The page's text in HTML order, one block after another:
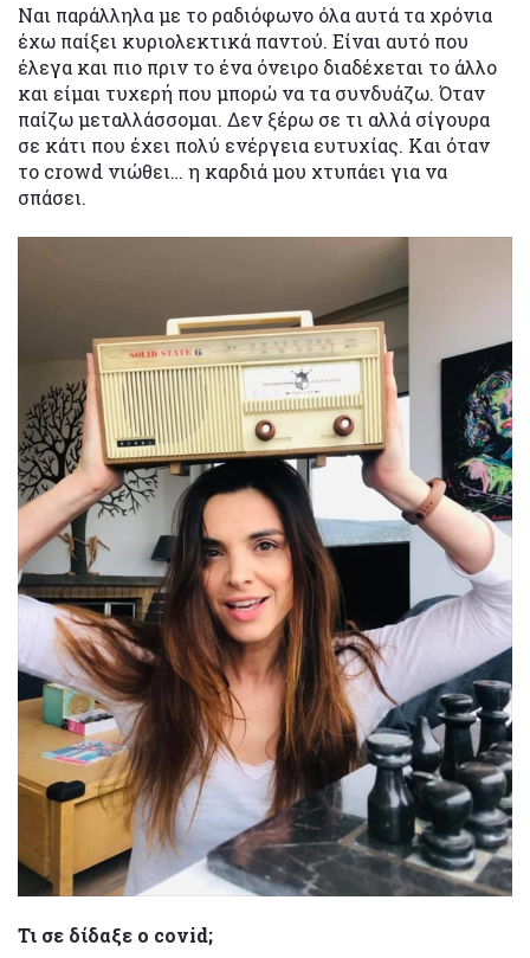
Ναι παράλληλα με το ραδιόφωνο όλα αυτά τα χρόνια
έχω παίξει κυριολεκτικά παντού. Είναι αυτό που
έλεγα και πιο πριν το ένα όνειρο διαδέχεται το άλλο
και είμαι τυχερή που μπορώ να τα συνδυάζω. Όταν
παίζω μεταλλάσσομαι. Δεν ξέρω σε τι αλλά σίγουρα
σε κάτι που έχει πολύ ενέργεια ευτυχίας. Και όταν
το crowd νιώθει… η καρδιά μου χτυπάει για να
σπάσει.
Τι σε δίδαξε ο covid;